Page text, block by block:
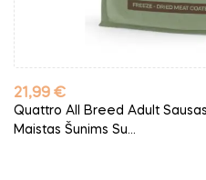
Kaina
21,99 €
Quattro All Breed Adult
Maistas Šunims Su...